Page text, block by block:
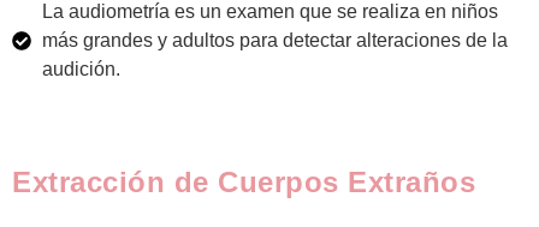
La audiometría es un examen que se realiza en niños
más grandes y adultos para detectar alteraciones de la
audición.
Extracción de Cuerpos Extraños